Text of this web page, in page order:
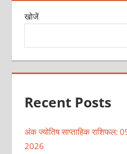
खोजें
Recent Posts
अंक ज्योतिष साप्ताहिक
2026